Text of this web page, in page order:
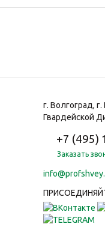
г. Волгоград,
Гвардейской
+7 (495)
Заказать